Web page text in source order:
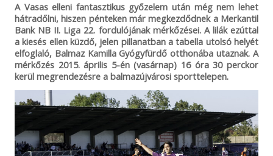
A Vasas elleni fantasztikus győzelem után még nem lehet
hátradőlni, hiszen pénteken már megkezdődnek a Merkantil
Bank NB II. Liga 22. fordulójának mérkőzései. A lilák ezúttal
a kiesés ellen küzdő, jelen pillanatban a tabella utolsó helyét
elfoglaló, Balmaz Kamilla Gyógyfürdő otthonába utaznak. A
mérkőzés 2015. április 5-én (vasárnap) 16 óra 30 perckor
kerül megrendezésre a balmazújvárosi sporttelepen.